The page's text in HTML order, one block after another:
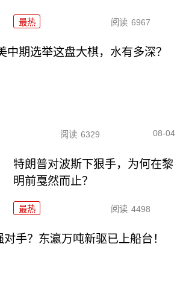
最热 阅读 6967
中期选举这盘大棋，水有多深？
阅读 6329 08-04
特朗普对波斯下狠手，为何在黎
明前戛然而止？
最热 阅读 4498
手？东瀛万吨新驱已上船台！